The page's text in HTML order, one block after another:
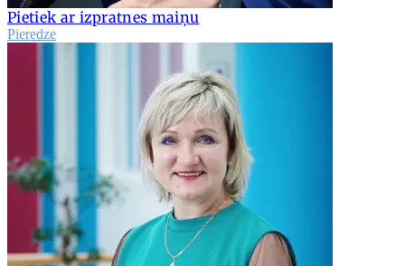
Pietiek ar izpratnes maiņu
Pieredze